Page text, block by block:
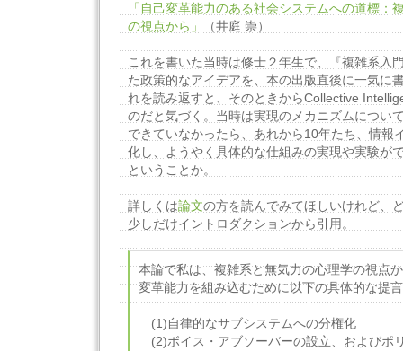
「自己変革能力のある社会システムへの道標：
の視点から」
（井庭 崇）
これを書いた当時は修士２年生で、『複雑系入
た政策的なアイデアを、本の出版直後に一気に
れを読み返すと、そのときからCollective
のだと気づく。当時は実現のメカニズムについ
できていなかったら、あれから10年たち、情報
化し、ようやく具体的な仕組みの実現や実験が
ということか。
詳しくは論文の方を読んでみてほしいけれど、
少しだけイントロダクションから引用。
本論で私は、複雑系と無気力の心理学の視点
変革能力を組み込むために以下の具体的な提
(1)自律的なサブシステムへの分権化
(2)ボイス・アブソーバーの設立、およびポ